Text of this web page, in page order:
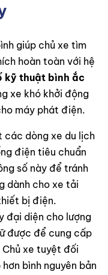
giúp chủ xe tìm
hoàn toàn với hệ
kỹ thuật bình ắc
xe khó khởi động
máy phát điện.
các dòng xe du lịch
điện tiêu chuẩn
số này để tránh
dành cho xe tải
bị điện.
đại diện cho lượng
được để cung cấp
xe tuyệt đối
bình nguyên bản